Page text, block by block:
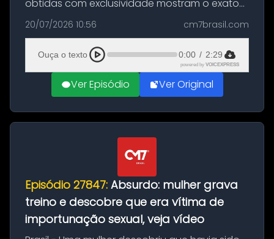
obtidas com exclusividade mostram o exato
momento da fuga do principal suspeito da
morte de Larissa Araújo, de 28 anos. O crime
ocorreu na noite deste último d...
20/07/2026 10:56 cm7brasil.com
Ouça o texto 0:00 / 2:29
powered by VOICEXPRESS
Ver Episódio Ver Original
Episódio 27847: Absurdo: mulher grava
treino e descobre que era vítima de
importunação sexual, veja vídeo